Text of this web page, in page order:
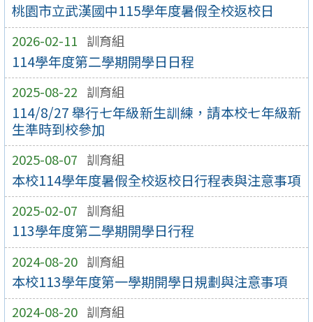
桃園市立武漢國中115學年度暑假全校返校日
2026-02-11 訓育組
114學年度第二學期開學日日程
2025-08-22 訓育組
114/8/27 舉行七年級新生訓練，請本校七年級新
生準時到校參加
2025-08-07 訓育組
本校114學年度暑假全校返校日行程表與注意事項
2025-02-07 訓育組
113學年度第二學期開學日行程
2024-08-20 訓育組
本校113學年度第一學期開學日規劃與注意事項
2024-08-20 訓育組